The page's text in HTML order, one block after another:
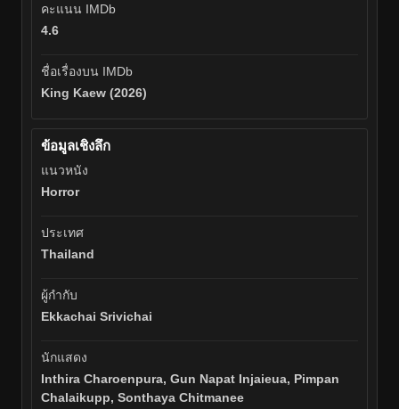
คะแนน IMDb
4.6
ชื่อเรื่องบน IMDb
King Kaew (2026)
ข้อมูลเชิงลึก
แนวหนัง
Horror
ประเทศ
Thailand
ผู้กำกับ
Ekkachai Srivichai
นักแสดง
Inthira Charoenpura, Gun Napat Injaieua, Pimpan
Chalaikupp, Sonthaya Chitmanee